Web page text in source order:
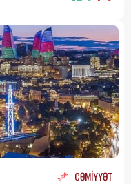
CƏMİYYƏT